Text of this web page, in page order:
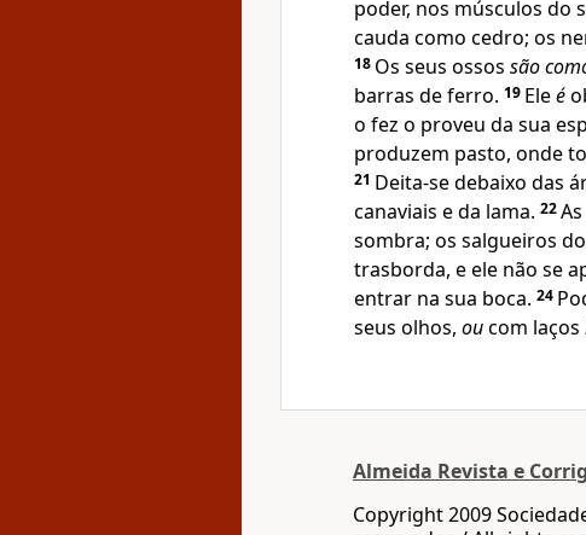
poder, nos músculos do
cauda como cedro; os
18 Os seus ossos são
barras de ferro. 19 Eleé
o fez o proveu da sua
produzem pasto, onde
21 Deita-se debaixo das
canaviais e da lama. 22
sombra; os salgueiros
trasborda, e ele não se
entrar na sua boca. 24
seus olhos, oucom laços
Almeida Revista e
Copyright 2009